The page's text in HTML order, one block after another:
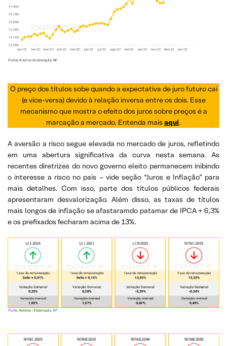
O preço dos títulos sobe quando a expectativa de juro futuro cai
(e vice-versa) devido à relação inversa entre os dois. Esse
mecanismo que mostra o efeito dos juros sobre preços é a
marcação a mercado. Entenda mais aqui.
A aversão a risco segue elevada no mercado de juros, refletindo
em uma abertura significativa da curva nesta semana. As
recentes diretrizes do novo governo eleito permanecem inibindo
o interesse a risco no país – vide seção “Juros e Inflação” para
mais detalhes. Com isso, parte dos títulos públicos federais
apresentaram desvalorização. Além disso, as taxas de títulos
mais longos de inflação se afastaramdo patamar de IPCA + 6,3%
e os prefixados fecharam acima de 13%.